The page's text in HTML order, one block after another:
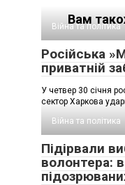
Вам
Війна та політика
Російська
приватній
У четвер 30 січня
сектор Харкова
Війна та політика
Підірвали
волонтера: